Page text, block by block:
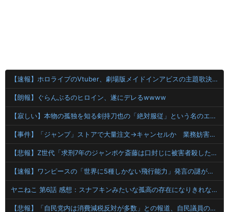
【速報】ホロライブのVtuber、劇場版メイドインアビスの主題歌決定wwwwwwwwww
【朗報】ぐらんぶるのヒロイン、遂にデレるwwww
【寂しい】本物の孤独を知る剣持刀也の「絶対服従」という名のエンターテインメント
【事件】「ジャンプ」ストアで大量注文→キャンセルか 業務妨害容疑で女逮捕
【悲報】Z世代「求刑7年のジャンポケ斎藤は口封じに被害者殺した方が量刑軽かっただろ」←1万いいね
【速報】ワンピースの「世界に5種しかない飛行能力」発言の謎が解けるww..
ヤニねこ 第6話 感想：スナフキンみたいな孤高の存在になりきれないペンペンねこ！
【悲報】「自民党内は消費減税反対が多数」との報道、自民議員の内部証言と食い違うｗｗｗｗ